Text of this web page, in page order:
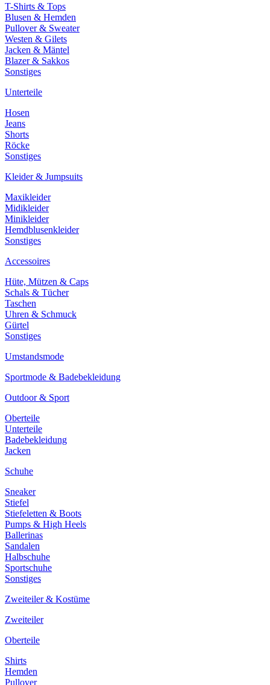
T-Shirts & Tops
Blusen & Hemden
Pullover & Sweater
Westen & Gilets
Jacken & Mäntel
Blazer & Sakkos
Sonstiges
Unterteile
Hosen
Jeans
Shorts
Röcke
Sonstiges
Kleider & Jumpsuits
Maxikleider
Midikleider
Minikleider
Hemdblusenkleider
Sonstiges
Accessoires
Hüte, Mützen & Caps
Schals & Tücher
Taschen
Uhren & Schmuck
Gürtel
Sonstiges
Umstandsmode
Sportmode & Badebekleidung
Outdoor & Sport
Oberteile
Unterteile
Badebekleidung
Jacken
Schuhe
Sneaker
Stiefel
Stiefeletten & Boots
Pumps & High Heels
Ballerinas
Sandalen
Halbschuhe
Sportschuhe
Sonstiges
Zweiteiler & Kostüme
Zweiteiler
Oberteile
Shirts
Hemden
Pullover